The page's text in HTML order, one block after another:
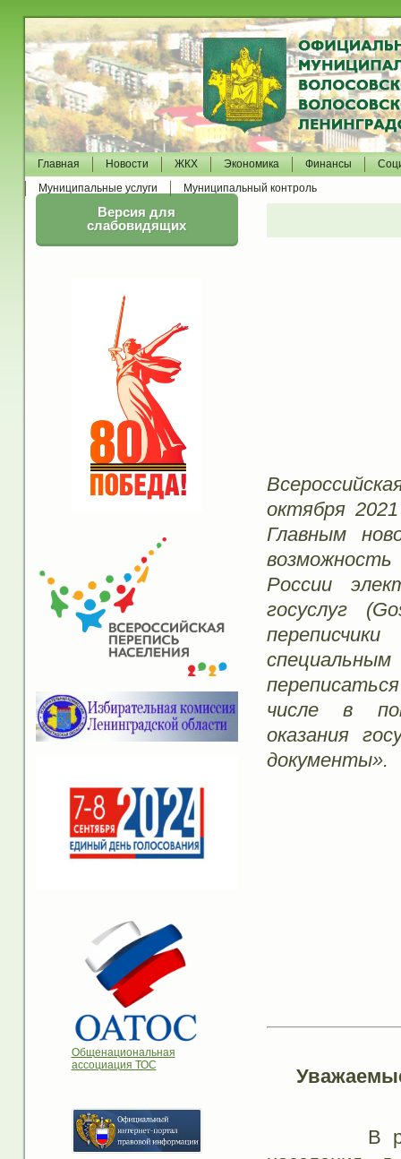
Главная Новости ЖКХ Экономика Финансы
Муниципальные услуги
Муниципальный контроль
Версия для
слабовидящих
Общенациональная
ассоциация ТОС
октября
Главным
России
госуслуг
числе в
оказания
документы».
В рамках